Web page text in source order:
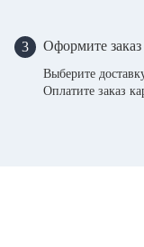
3 Оформите заказ
Выберите
Оплатите заказ